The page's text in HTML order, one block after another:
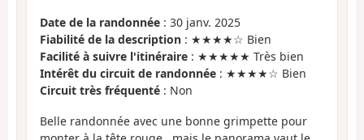
Date de la randonnée : 30 janv. 2025
Fiabilité de la description : ★★★★☆ Bien
Facilité à suivre l'itinéraire : ★★★★★ Très bien
Intérêt du circuit de randonnée : ★★★★☆ Bien
Circuit très fréquenté : Non
Belle randonnée avec une bonne grimpette pour